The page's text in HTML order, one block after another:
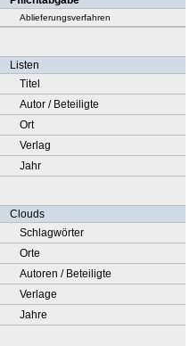
Ablieferungsverfahren
Listen
Titel
Autor / Beteiligte
Ort
Verlag
Jahr
Clouds
Schlagwörter
Orte
Autoren / Beteiligte
Verlage
Jahre